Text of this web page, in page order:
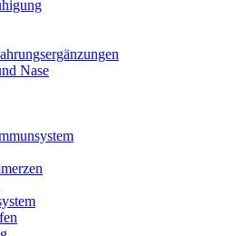
Nase